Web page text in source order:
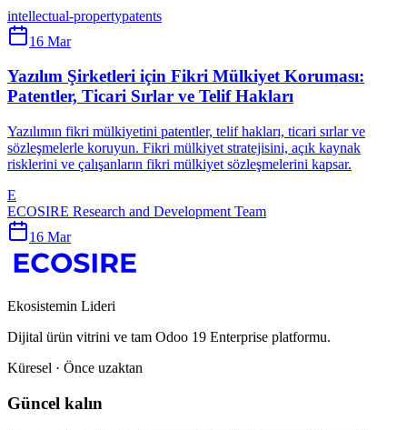
intellectual-propertypatents
16 Mar
Yazılım Şirketleri için Fikri Mülkiyet Koruması:
Patentler, Ticari Sırlar ve Telif Hakları
Yazılımın fikri mülkiyetini patentler, telif hakları, ticari sırlar ve
sözleşmelerle koruyun. Fikri mülkiyet stratejisini, açık kaynak
risklerini ve çalışanların fikri mülkiyet sözleşmelerini kapsar.
E
ECOSIRE Research and Development Team
16 Mar
Ekosistemin Lideri
Dijital ürün vitrini ve tam Odoo 19 Enterprise platformu.
Küresel · Önce uzaktan
Güncel kalın